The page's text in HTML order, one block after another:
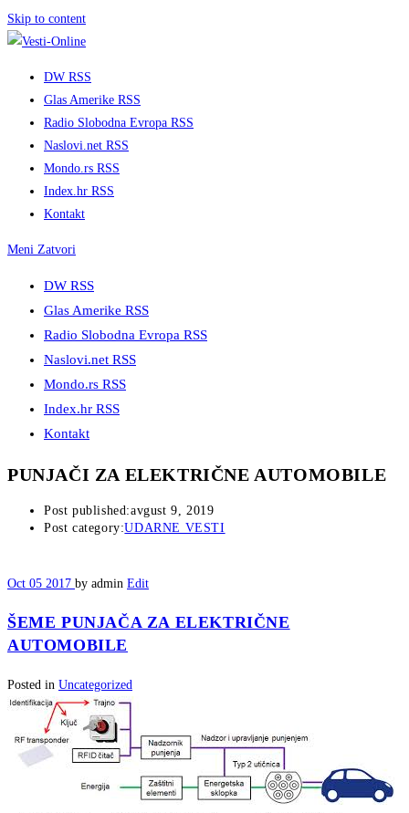
Skip to content
DW RSS
Glas Amerike RSS
Radio Slobodna Evropa RSS
Naslovi.net RSS
Mondo.rs RSS
Index.hr RSS
Kontakt
Meni Zatvori
DW RSS
Glas Amerike RSS
Radio Slobodna Evropa RSS
Naslovi.net RSS
Mondo.rs RSS
Index.hr RSS
Kontakt
PUNJAČI ZA ELEKTRIČNE AUTOMOBILE
Post published:avgust 9, 2019
Post category:UDARNE VESTI
Oct 05 2017 by admin Edit
ŠEME PUNJAČA ZA ELEKTRIČNE
AUTOMOBILE
Posted in Uncategorized